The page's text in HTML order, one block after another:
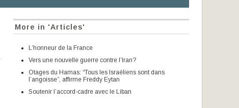
More in 'Articles'
L’honneur de la France
Vers une nouvelle guerre contre l’Iran?
Otages du Hamas: “Tous les Israéliens sont dans
l’angoisse”, affirme Freddy Eytan
Soutenir l’accord-cadre avec le Liban